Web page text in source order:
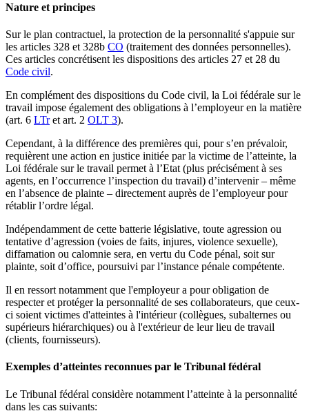
Nature et principes
Sur le plan contractuel, la protection de la personnalité s'appuie sur
les articles 328 et 328b CO (traitement des données personnelles).
Ces articles concrétisent les dispositions des articles 27 et 28 du
Code civil.
En complément des dispositions du Code civil, la Loi fédérale sur le
travail impose également des obligations à l’employeur en la matière
(art. 6 LTret art. 2 OLT 3).
Cependant, à la différence des premières qui, pour s’en prévaloir,
requièrent une action en justice initiée par la victime de l’atteinte, la
Loi fédérale sur le travail permet à l’Etat (plus précisément à ses
agents, en l’occurrence l’inspection du travail) d’intervenir – même
en l’absence de plainte – directement auprès de l’employeur pour
rétablir l’ordre légal.
Indépendamment de cette batterie législative, toute agression ou
tentative d’agression (voies de faits, injures, violence sexuelle),
diffamation ou calomnie sera, en vertu du Code pénal, soit sur
plainte, soit d’office, poursuivi par l’instance pénale compétente.
Il en ressort notamment que l'employeur a pour obligation de
respecter et protéger la personnalité de ses collaborateurs, que ceux-
ci soient victimes d'atteintes à l'intérieur (collègues, subalternes ou
supérieurs hiérarchiques) ou à l'extérieur de leur lieu de travail
(clients, fournisseurs).
Exemples d’atteintes reconnues par le Tribunal fédéral
Le Tribunal fédéral considère notamment l’atteinte à la personnalité
dans les cas suivants: